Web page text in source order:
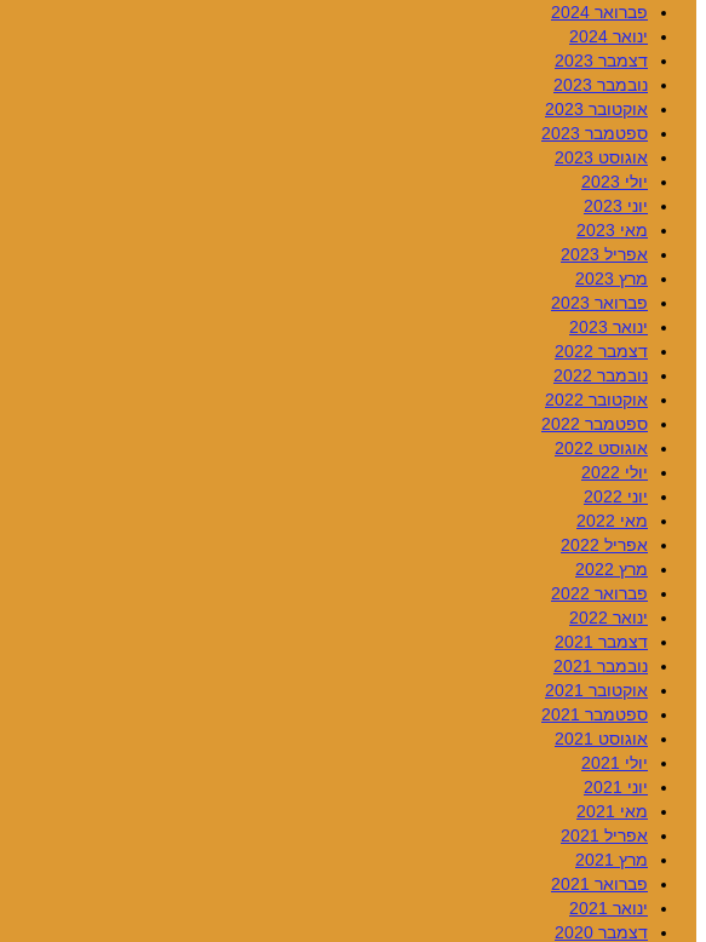
פברואר 2024
ינואר 2024
דצמבר 2023
נובמבר 2023
אוקטובר 2023
ספטמבר 2023
אוגוסט 2023
יולי 2023
יוני 2023
מאי 2023
אפריל 2023
מרץ 2023
פברואר 2023
ינואר 2023
דצמבר 2022
נובמבר 2022
אוקטובר 2022
ספטמבר 2022
אוגוסט 2022
יולי 2022
יוני 2022
מאי 2022
אפריל 2022
מרץ 2022
פברואר 2022
ינואר 2022
דצמבר 2021
נובמבר 2021
אוקטובר 2021
ספטמבר 2021
אוגוסט 2021
יולי 2021
יוני 2021
מאי 2021
אפריל 2021
מרץ 2021
פברואר 2021
ינואר 2021
דצמבר 2020